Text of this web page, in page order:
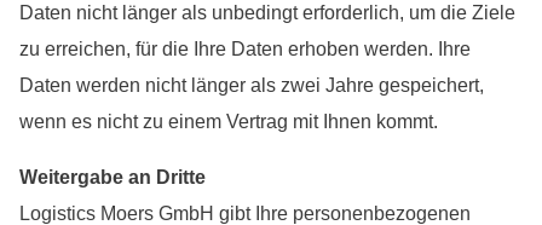
Daten nicht länger als unbedingt erforderlich, um die Ziele
zu erreichen, für die Ihre Daten erhoben werden. Ihre
Daten werden nicht länger als zwei Jahre gespeichert,
wenn es nicht zu einem Vertrag mit Ihnen kommt.
Weitergabe an Dritte
Logistics Moers GmbH gibt Ihre personenbezogenen